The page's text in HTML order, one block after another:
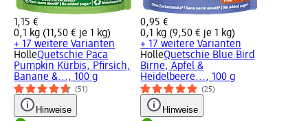
1,15 €
0,1 kg (11,50 € je 1 kg)
+ 17 weitere Varianten
HolleQuetschie Paca
Pumpkin Kürbis, Pfirsich,
Banane &..., 100 g
(51)
Hinweise
0,95 €
0,1 kg (9,50 € je 1 kg)
+ 17 weitere Varianten
HolleQuetschie Blue Bird
Birne, Apfel &
Heidelbeere..., 100 g
(25)
Hinweise